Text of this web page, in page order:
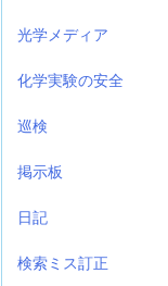
光学メディア
化学実験の安全
巡検
掲示板
日記
検索ミス訂正